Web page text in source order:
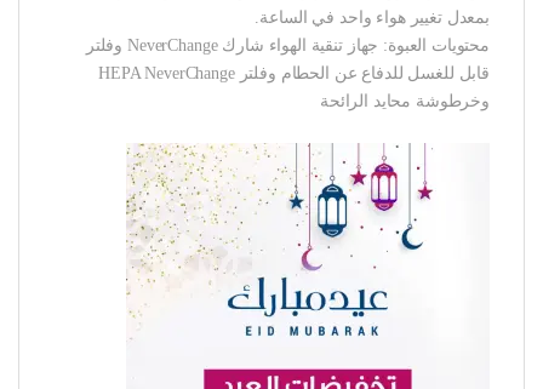
بمعدل تغيير هواء واحد في الساعة.
محتويات العبوة: جهاز تنقية الهواء شارك NeverChange وفلتر
قابل للغسل للدفاع عن الحطام وفلتر HEPA NeverChange
وخرطوشة محايد الرائحة